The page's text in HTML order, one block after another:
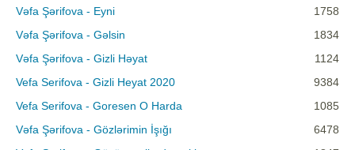
Vəfa Şərifova - Eyni
1758
Vəfa Şərifova - Gəlsin
1834
Vəfa Şərifova - Gizli Həyat
1124
Vefa Serifova - Gizli Heyat 2020
9384
Vefa Serifova - Goresen O Harda
1085
Vəfa Şərifova - Gözlərimin İşığı
6478